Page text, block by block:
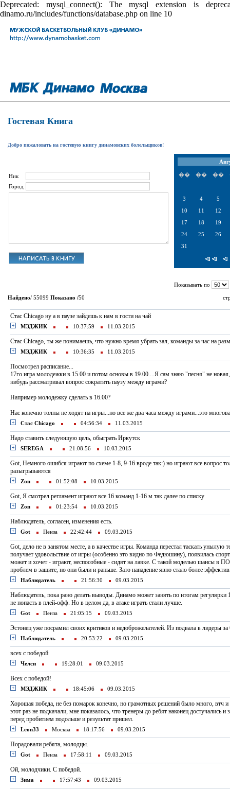
Deprecated: mysql_connect(): The mysql extension is
dinamo.ru/includes/functions/database.php on line 10
Гостевая Книга
Добро пожаловать на гостевую книгу динамовских болельщиков!
Ник
Город
�� �� ��
3 4
5
10
11
12
17
18
19
24
25
26
31
Показывать по
Найдено/ 55099 Показано /50
Стас Chicago ну а в паузе зайдешь к нам в гости на чай
МЭДЖИК 10:37:59 11.03.2015
Стас Chicago, ты же понимаешь, что нужно время убрать зал, команды за час на
МЭДЖИК 10:36:35 11.03.2015
Посмотрел расписание...
17го игра молодежки в 15.00 и потом основы в 19.00....Я сам знаю "песня" не
нибудь рассматривал вопрос сократить паузу между играми?
Например молодежку сделать в 16.00?
Нас конечно толпы не ходят на игры...но все же два часа между играми...это
Стас Chicago 04:56:34 11.03.2015
Надо ставить следующую цель, обыграть Иркутск
SEREGA 21:08:56 10.03.2015
Got, Немного ошибся играют по схеме 1-8, 9-16 вроде так:) но играют все вопрос
разыгрываются
Zon 01:52:08 10.03.2015
Got, Я смотрел регламент играют все 16 команд 1-16 м так далее по списку
Zon 01:23:54 10.03.2015
Наблюдатель, согласен, изменения есть.
Got Пенза 22:42:44 09.03.2015
Got, дело не в занятом месте, а в качестве игры. Команда перестал таскать унылую
получает удовольствие от игры (особенно это видно по Федюшину), появилась
может и хочет - играют, неспособные - сидят на лавке. С такой моделью шансы в
проблем в защите, но они были и раньше. Зато нападение явно стало более
Наблюдатель 21:56:30 09.03.2015
Наблюдатель, пока рано делать выводы. Динамо может занять по итогам
не попасть в плей-офф. Но в целом да, в атаке играть стали лучше.
Got Пенза 21:05:15 09.03.2015
Эстонец уже посрамил своих критиков и недоброжелателей. Из подвала в лидеры за
Наблюдатель 20:53:22 09.03.2015
всех с победой
Челси 19:28:01 09.03.2015
Всех с победой!
МЭДЖИК 18:45:06 09.03.2015
Хорошая победа, не без помарок конечно, но грамотных решений было много, втч
этот раз не подкачали, мне показалось, что тренеры до ребят наконец достучались и
перед пробитием подольше и результат пришел.
Leon33 Москва 18:17:56 09.03.2015
Порадовали ребята, молодцы.
Got Пенза 17:58:11 09.03.2015
Ой, молодчики. C победой.
Зима 17:57:43 09.03.2015